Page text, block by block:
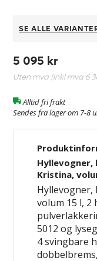
SE ALLE
5 095 kr
Uten mva (Inkl mva 6
Alltid fri frakt
Sendes fra lager om 7-8
Hyllevogner,
Kristina,
Hyllevogner,
volum 15 l, 2
5012 og
4 svingbare